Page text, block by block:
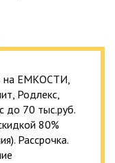
на ЕМКОСТИ,
Родлекс,
до 70 тыс.руб.
80%
Рассрочка.